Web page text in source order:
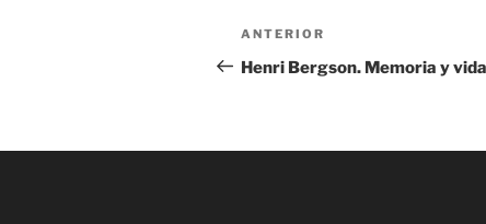
ANTERIOR
Henri Bergson. Memoria y vida